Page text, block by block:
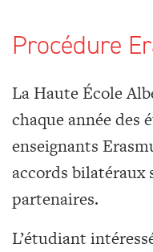
Procédure
La Haute École
chaque année des
enseignants
accords bilatéraux
partenaires.
L’étudiant